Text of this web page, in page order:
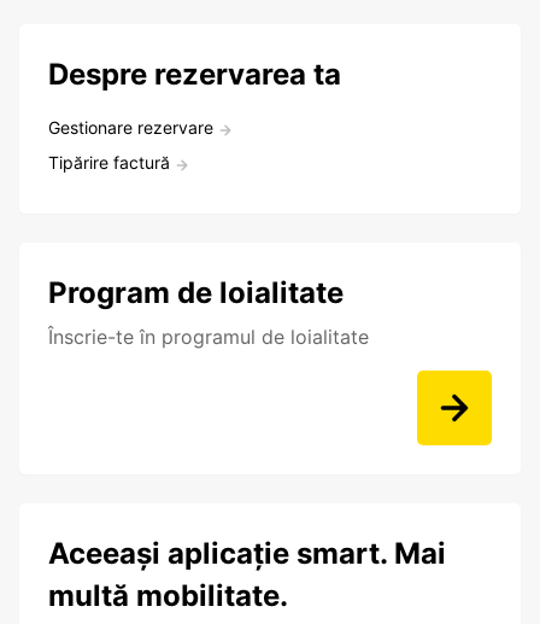
Despre rezervarea ta
Gestionare rezervare
Tipărire factură
Program de loialitate
Înscrie-te în programul de loialitate
Aceeași aplicație smart. Mai
multă mobilitate.